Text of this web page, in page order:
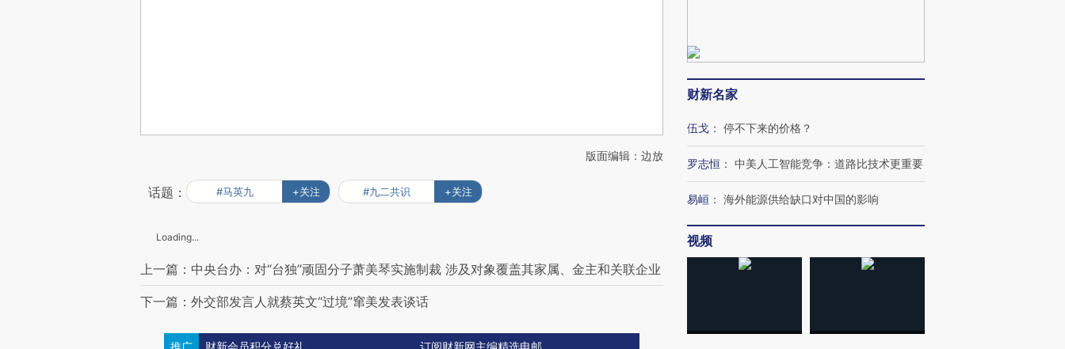
版面编辑：边放
话题： #马英九 +关注 #九二共识 +关注
Loading...
上一篇：中央台办：对“台独”顽固分子萧美琴实施制裁 涉及对象覆盖其家属、金主和关联企业
下一篇：外交部发言人就蔡英文“过境”窜美发表谈话
推广
财新名家
伍戈 ： 停不下来的价格？
罗志恒 ： 中美人工智能竞争：道路比技术更重要
易峘 ： 海外能源供给缺口对中国的影响
视频